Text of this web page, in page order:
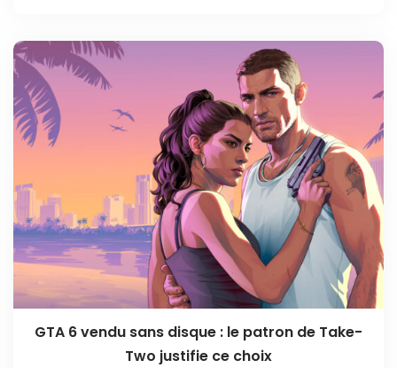
GTA 6 vendu sans disque : le patron de Take-
Two justifie ce choix